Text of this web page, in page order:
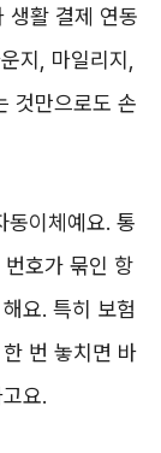
생활 결제 연동
지, 마일리지,
것만으로도 손
동이체예요. 통
호가 묶인 항
요. 특히 보험
번 놓치면 바
요.